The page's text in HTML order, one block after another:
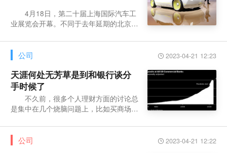
4月18日，第二十届上海国际汽车工
业展览会开幕。不同于去年延期的北京车
州车展，这是
2023-04-21 12:23
公司
天涯何处无芳草是到和银行谈分
手时候了
不久前，很多个人理财方面的讨论总
是集中在几个烧脑问题上，比如买商场视
那个猿数字头
2023-04-21 12:22
公司